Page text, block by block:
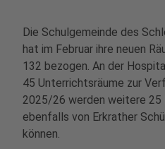
Die Schulgemeinde des
hat im Februar ihre neuen
132 bezogen. An der
45 Unterrichtsräume zur
2025/26 werden weitere 25
ebenfalls von Erkrather
können.